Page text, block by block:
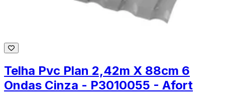
Telha Pvc Plan 2,42m X 88cm 6
Ondas Cinza - P3010055 - Afort